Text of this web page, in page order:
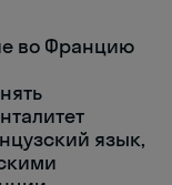
во Францию
язык,